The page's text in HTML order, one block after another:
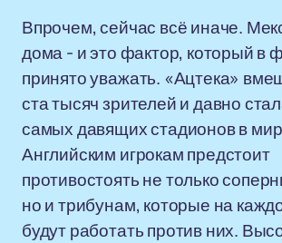
Впрочем, сейчас всё иначе.
дома - и это фактор, который в
принято уважать. «Ацтека»
ста тысяч зрителей и давно
самых давящих стадионов в
Английским игрокам предстоит
противостоять не только
но и трибунам, которые на
будут работать против них.